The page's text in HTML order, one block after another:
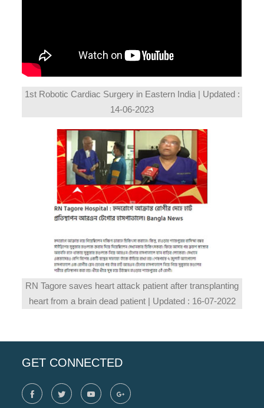
1st Robotic Cardiac Surgery in Eastern India | Updated :
14-06-2023
RN Tagore saves heart attack patient after transplanting
heart from a brain dead patient | Updated : 16-07-2022
GET CONNECTED